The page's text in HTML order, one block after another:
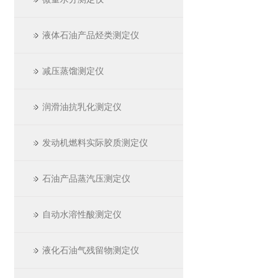
液体石油产品烃类测定仪
减压蒸馏测定仪
润滑油抗乳化测定仪
发动机燃料实际胶质测定仪
石油产品蒸汽压测定仪
自动水溶性酸测定仪
液化石油气残留物测定仪